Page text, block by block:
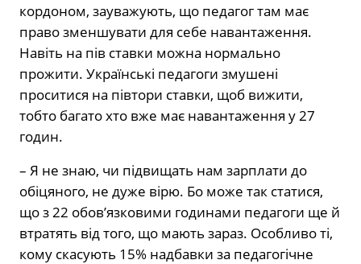
кордоном, зауважують, що педагог там має
право зменшувати для себе навантаження.
Навіть на пів ставки можна нормально
прожити. Українські педагоги змушені
проситися на півтори ставки, щоб вижити,
тобто багато хто вже має навантаження у 27
годин.
– Я не знаю, чи підвищать нам зарплати до
обіцяного, не дуже вірю. Бо може так статися,
що з 22 обов’язковими годинами педагоги ще й
втратять від того, що мають зараз. Особливо ті,
кому скасують 15% надбавки за педагогічне